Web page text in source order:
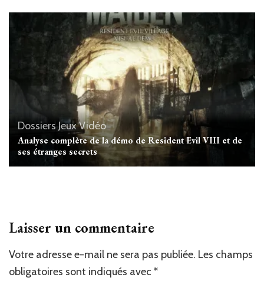
Dossiers Jeux Vidéo
Analyse complète de la démo de Resident Evil VIII et de
ses étranges secrets
Laisser un commentaire
Votre adresse e-mail ne sera pas publiée. Les champs
obligatoires sont indiqués avec *